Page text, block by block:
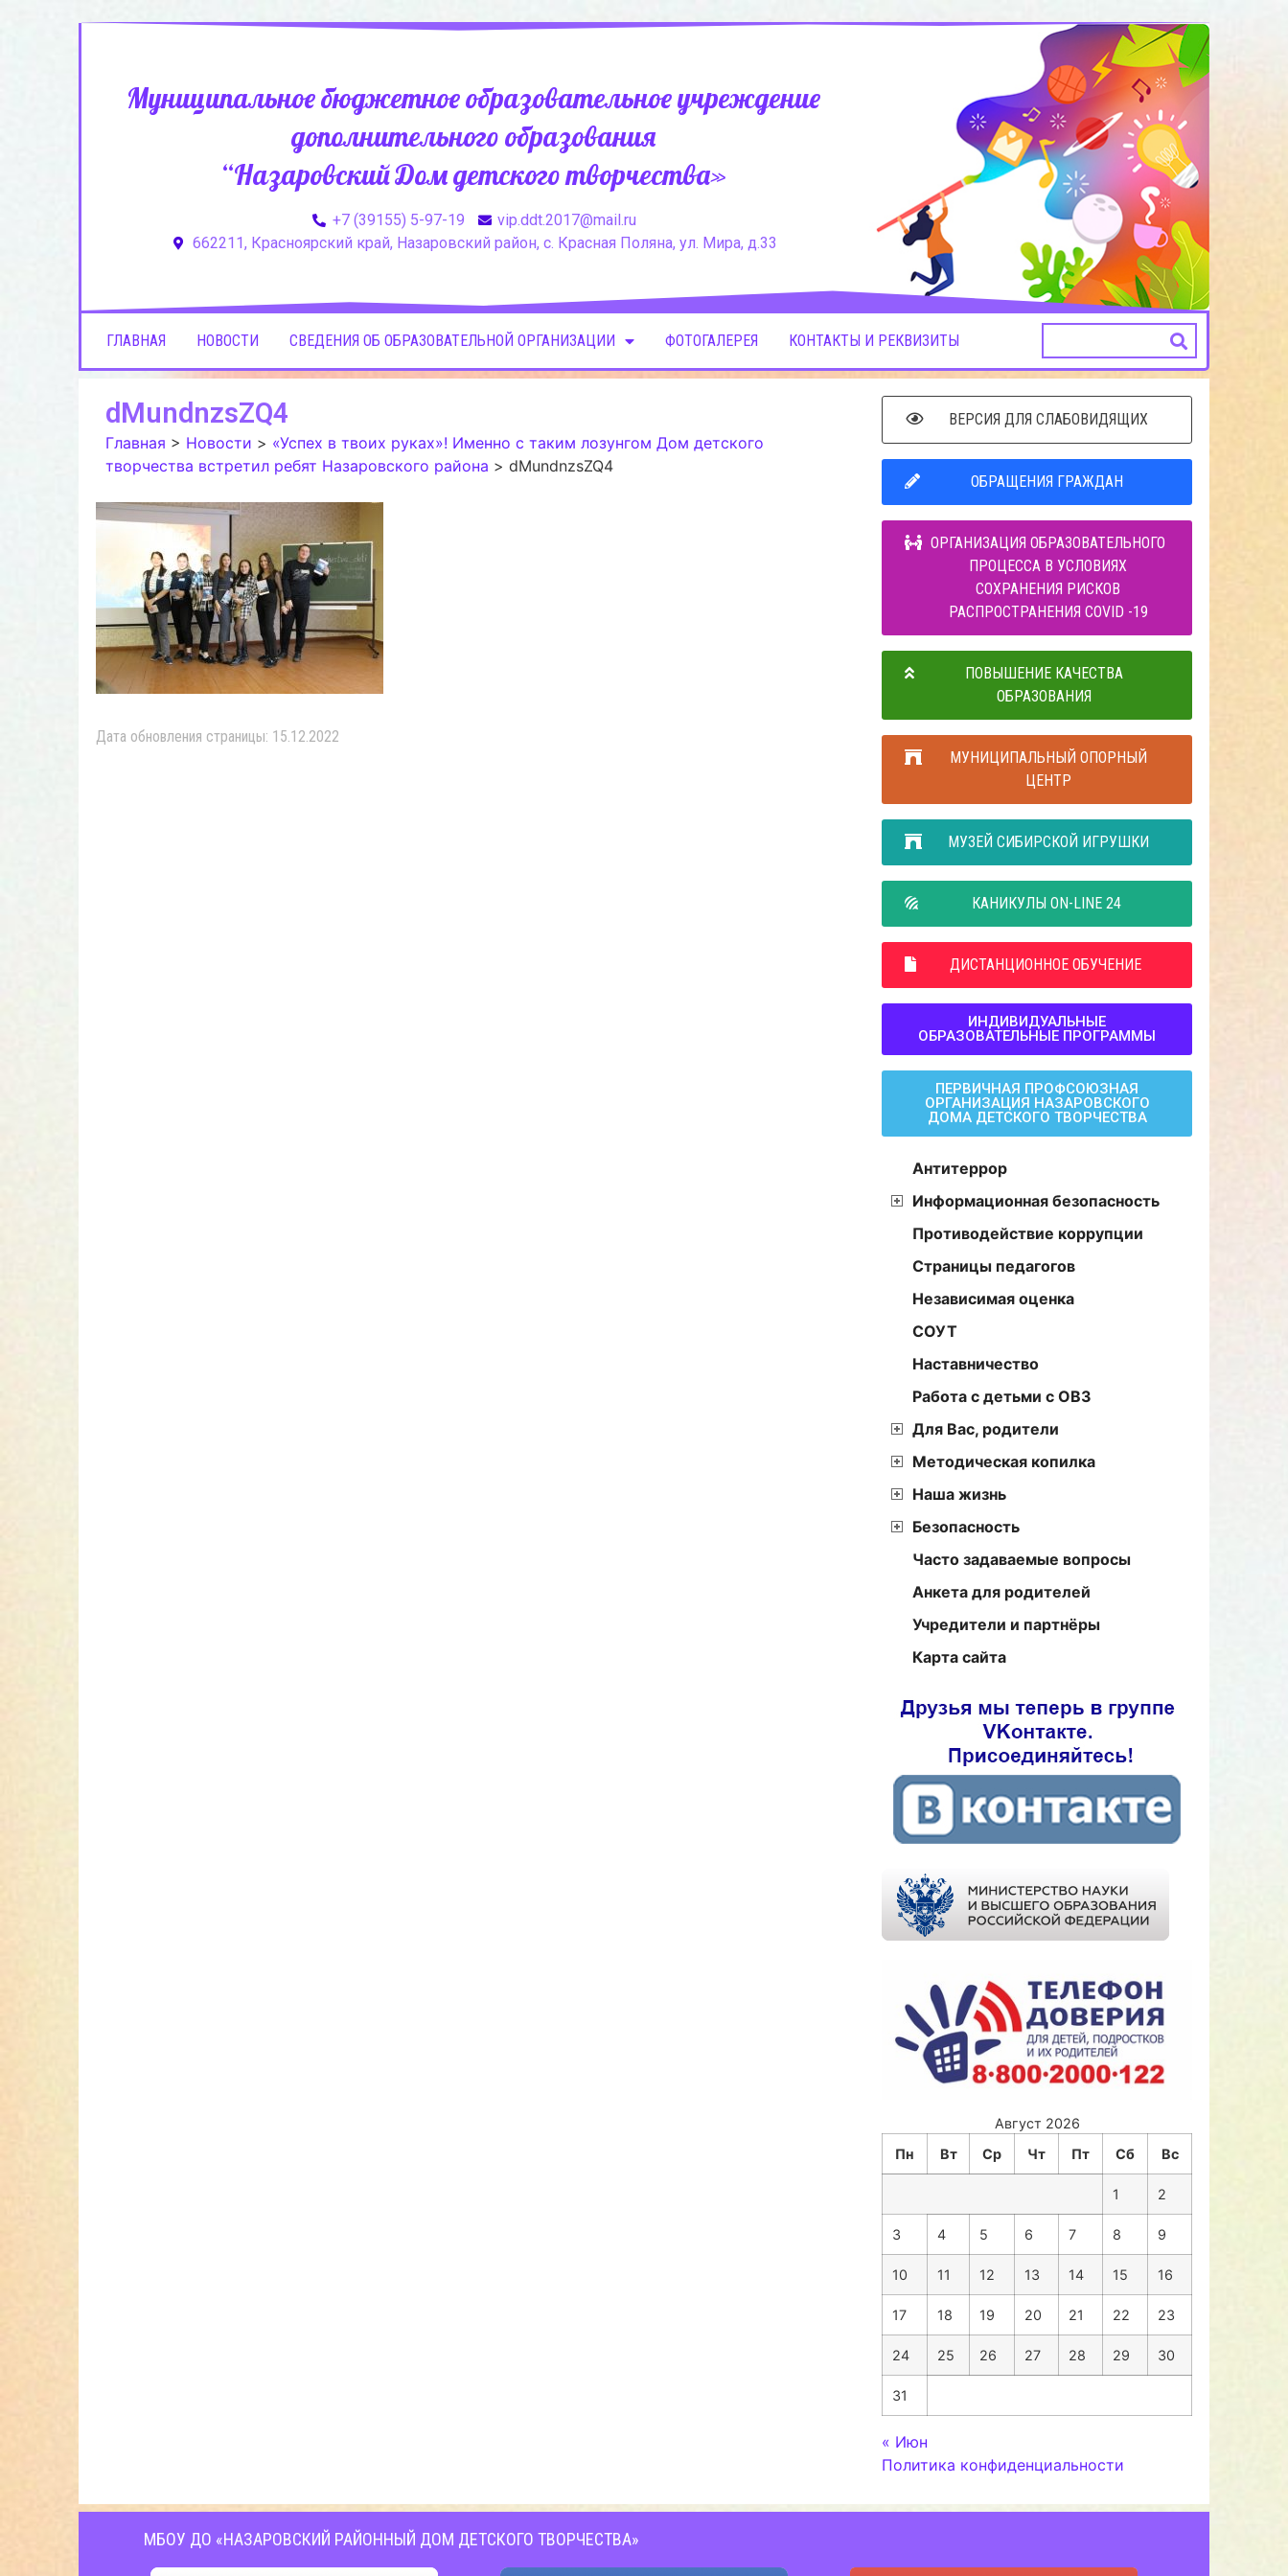
Муниципальное бюджетное образовательное учреждение
дополнительного образования
“Назаровский Дом детского творчества»
+7 (39155) 5-97-19
vip.ddt.2017@mail.ru
662211, Красноярский край, Назаровский район, с. Красная Поляна, ул. Мира, д.33
ГЛАВНАЯ НОВОСТИ СВЕДЕНИЯ ОБ ОБРАЗОВАТЕЛЬНОЙ ОРГАНИЗАЦИИ ФОТОГАЛЕРЕЯ КОНТАКТЫ И РЕКВИЗИТЫ
dMundnzsZQ4
Главная > Новости > «Успех в твоих руках»! Именно с таким лозунгом Дом детского
творчества встретил ребят Назаровского района > dMundnzsZQ4
Дата обновления страницы: 15.12.2022
ВЕРСИЯ ДЛЯ СЛАБОВИДЯЩИХ
ОБРАЩЕНИЯ ГРАЖДАН
ОРГАНИЗАЦИЯ ОБРАЗОВАТЕЛЬНОГО
ПРОЦЕССА В УСЛОВИЯХ
СОХРАНЕНИЯ РИСКОВ
РАСПРОСТРАНЕНИЯ COVID -19
ПОВЫШЕНИЕ КАЧЕСТВА
ОБРАЗОВАНИЯ
МУНИЦИПАЛЬНЫЙ ОПОРНЫЙ
ЦЕНТР
МУЗЕЙ СИБИРСКОЙ ИГРУШКИ
КАНИКУЛЫ ON-LINE 24
ДИСТАНЦИОННОЕ ОБУЧЕНИЕ
ИНДИВИДУАЛЬНЫЕ
ОБРАЗОВАТЕЛЬНЫЕ ПРОГРАММЫ
ПЕРВИЧНАЯ ПРОФСОЮЗНАЯ
ОРГАНИЗАЦИЯ НАЗАРОВСКОГО
ДОМА ДЕТСКОГО ТВОРЧЕСТВА
Антитеррор
Информационная безопасность
Противодействие коррупции
Страницы педагогов
Независимая оценка
СОУТ
Наставничество
Работа с детьми с ОВЗ
Для Вас, родители
Методическая копилка
Наша жизнь
Безопасность
Часто задаваемые вопросы
Анкета для родителей
Учредители и партнёры
Карта сайта
Август 2026
Пн
Вт Ср Чт Пт Сб Вс
1 2
3 4 5 6 7 8 9
10 11 12 13 14 15 16
17 18 19 20 21 22 23
24 25 26 27 28 29 30
31
« Июн
Политика конфиденциальности
МБОУ ДО «НАЗАРОВСКИЙ РАЙОННЫЙ ДОМ ДЕТСКОГО ТВОРЧЕСТВА»